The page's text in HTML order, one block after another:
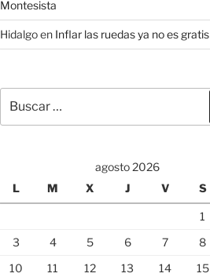
Montesista
Hidalgoen Inflar las ruedas ya no es gratis
por:
agosto 2026
L
M X J V S
1
3
4 5 6 7 8
10
11 12 13 14 15